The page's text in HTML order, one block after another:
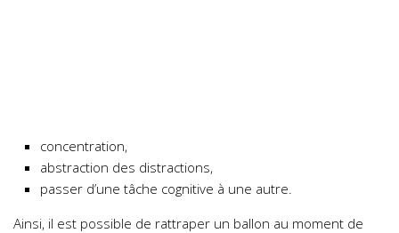
concentration,
abstraction des distractions,
passer d’une tâche cognitive à une autre.
Ainsi, il est possible de rattraper un ballon au moment de